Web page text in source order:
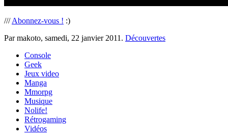
///Abonnez-vous ! :)
Par makoto, samedi, 22 janvier 2011 . Découvertes
Console
Geek
Jeux video
Manga
Mmorpg
Musique
Nolife!
Rétrogaming
Vidéos